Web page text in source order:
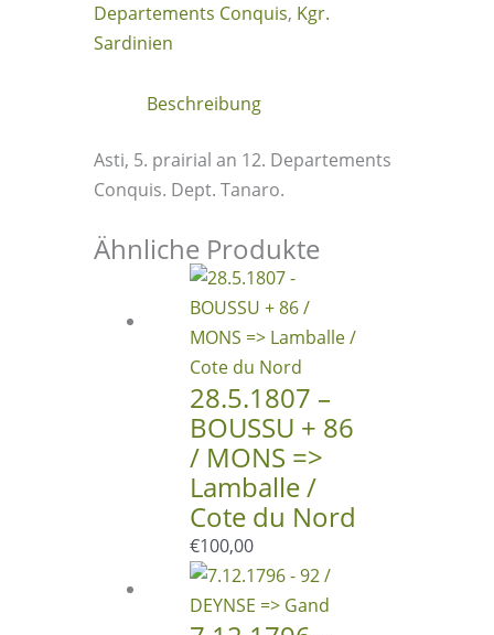
Departements Conquis, Kgr.
Sardinien
Beschreibung
Asti, 5. prairial an 12. Departements
Conquis. Dept. Tanaro.
Ähnliche Produkte
28.5.1807 –
BOUSSU + 86
/ MONS =>
Lamballe /
Cote du Nord
€100,00